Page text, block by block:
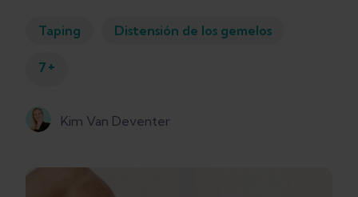
Taping Distensión de los gemelos
7 +
Kim Van Deventer